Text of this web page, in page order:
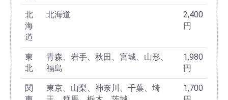
北
海
道
北海道
2,400
円
東
北
青森、岩手、秋田、宮城、山形、
福島
1,980
円
関
東京、山梨、神奈川、千葉、埼
1,700